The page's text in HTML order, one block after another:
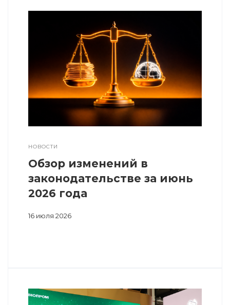
НОВОСТИ
Обзор изменений в
законодательстве за июнь
2026 года
16 июля 2026